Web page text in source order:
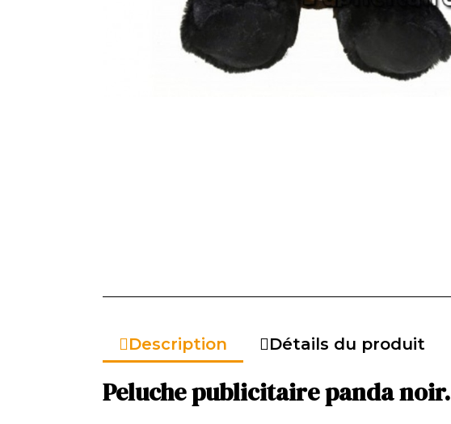
Description Détails du produit
Peluche publicitaire panda noir.